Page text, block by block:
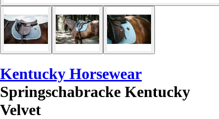
Kentucky Horsewear
Springschabracke Kentucky
Velvet